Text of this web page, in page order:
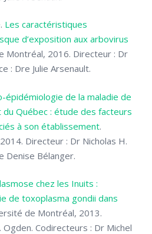
Les caractéristiques
d’exposition aux arbovirus
Montréal, 2016. Directeur : Dr
: Dre Julie Arsenault.
épidémiologie de la maladie de
du Québec : étude des facteurs
à son établissement.
Directeur : Dr Nicholas H.
Denise Bélanger.
chez les Inuits :
de toxoplasma gondii dans
de Montréal, 2013.
Codirecteurs : Dr Michel